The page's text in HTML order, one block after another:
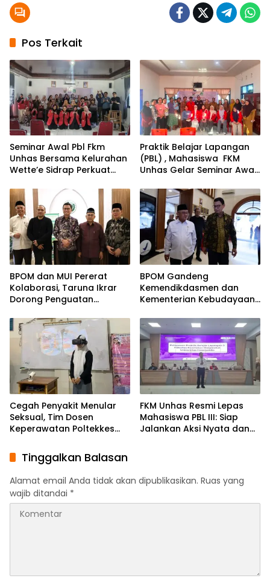
Pos Terkait
Seminar Awal Pbl Fkm
Unhas Bersama Kelurahan
Wette’e Sidrap Perkuat
Praktik Belajar Lapangan
(PBL) , Mahasiswa FKM
Unhas Gelar Seminar Awal
Data di Kelurahan
Amparita Sidrap
BPOM dan MUI Pererat
Kolaborasi, Taruna Ikrar
Dorong Penguatan
Thayyiban
BPOM Gandeng
Kemendikdasmen dan
Kementerian Kebudayaan,
Budaya Pangan Aman
Menuju Indonesia Emas
2045
Cegah Penyakit Menular
Seksual, Tim Dosen
Keperawatan Poltekkes
SMAN 9 Menggunakan
Teknologi Virtual Reality“R
edubit”
FKM Unhas Resmi Lepas
Mahasiswa PBL III: Siap
Jalankan Aksi Nyata dan
Tinggalkan Balasan
Alamat email Anda tidak akan dipublikasikan. Ruas yang
wajib ditandai *